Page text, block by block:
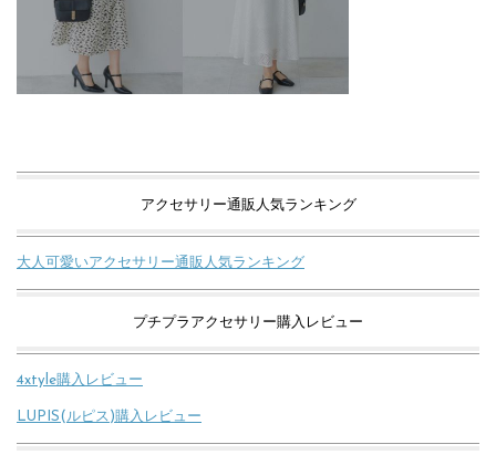
アクセサリー通販人気ランキング
大人可愛いアクセサリー通販人気ランキング
プチプラアクセサリー購入レビュー
4xtyle購入レビュー
LUPIS(ルピス)購入レビュー